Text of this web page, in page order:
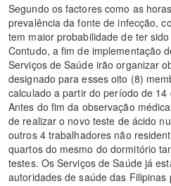
Segundo os factores como as
prevalência da fonte de infecção,
tem maior probabilidade de ter
Contudo, a fim de implementação
Serviços de Saúde irão organizar
designado para esses oito (8)
calculado a partir do período de
Antes do fim da observação
de realizar o novo teste de ácido
outros 4 trabalhadores não
quartos do mesmo do dormitório
testes. Os Serviços de Saúde já
autoridades de saúde das